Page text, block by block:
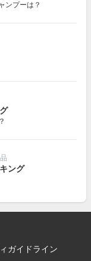
ンプーは？
ング
ガイドライン